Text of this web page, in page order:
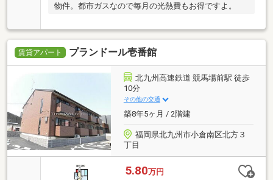
物件。都市ガスなので毎月の光熱費もお得ですよ。
賃貸アパート プランドール壱番館
北九州高速鉄道 競馬場前駅 徒歩
10分
その他の交通
築8年5ヶ月 / 2階建
福岡県北九州市小倉南区北方３
丁目
5.80万円